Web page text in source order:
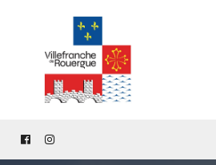
content